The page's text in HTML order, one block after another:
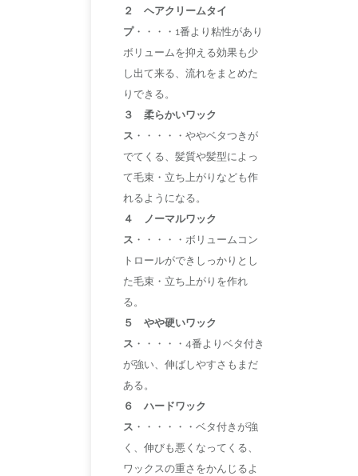
２ ヘアクリームタイ
プ・・・・1番より粘性があり
ボリュームを抑える効果も少
し出て来る、流れをまとめた
りできる。
３ 柔らかいワック
ス ・・・・・ややベタつきが
でてくる、髪質や髪型によっ
て毛束・立ち上がりなども作
れるようになる。
４ ノーマルワック
ス ・・・・・ボリュームコン
トロールができしっかりとし
た毛束・立ち上がりを作れ
る。
５ やや硬いワック
ス ・・・・・4番よりベタ付き
が強い、伸ばしやすさもまだ
ある。
６ ハードワック
ス ・・・・・・ベタ付きが強
く、伸びも悪くなってくる、
ワックスの重さをかんじるよ